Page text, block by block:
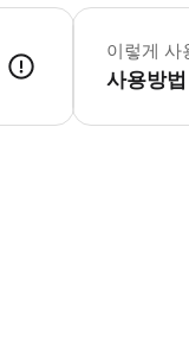
이용 인원에는
이렇게 사
사용방법